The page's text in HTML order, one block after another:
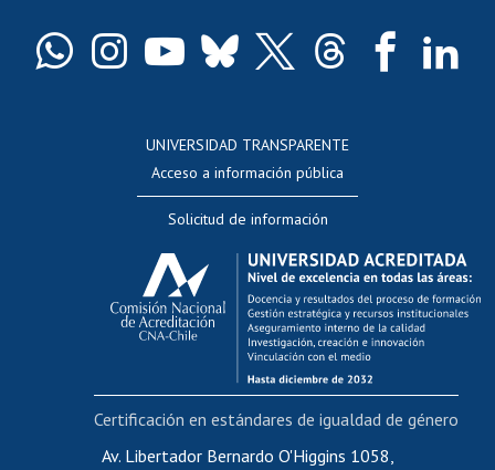
Docentes
Evaluación docente
Calificación académica
Postulación al AUCAI
Funcionarias/os
Cursos internos de capacitación
Bienestar del personal
Portal de movilidad interna
Certificado de renta
UNIVERSIDAD TRANSPARENTE
Acceso a información pública
Solicitud de información
Av. Libertador Bernardo O'Higgins 1058,
Certificación en estándares de igualdad de género